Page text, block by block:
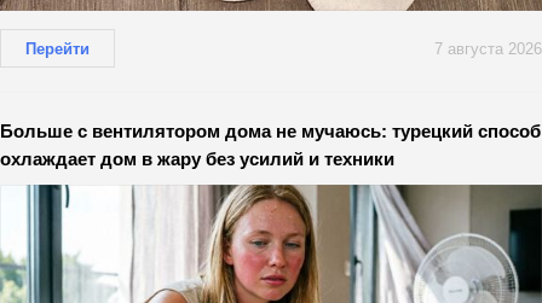
Перейти 7 августа 2026
Больше с вентилятором дома не мучаюсь: турецкий способ
охлаждает дом в жару без усилий и техники